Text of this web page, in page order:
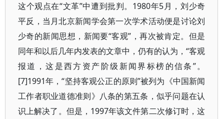
这个观点在“文革”中遭到批判。1980年5月，刘少奇
平反，当月北京新闻学会第一次学术活动便是讨论刘
少奇的新闻思想，新闻要“客观”，再次被肯定。但是
同年和以后几年内发表的文章中，仍有的认为，“客观
报道，这是西方资产阶级新闻界标榜的信条”。
[7]1991年，“坚持客观公正的原则”被列为《中国新闻
工作者职业道德准则》八条的第五条，似乎问题在认
识上解决了。但是，1997年该文件第二次修订时，这